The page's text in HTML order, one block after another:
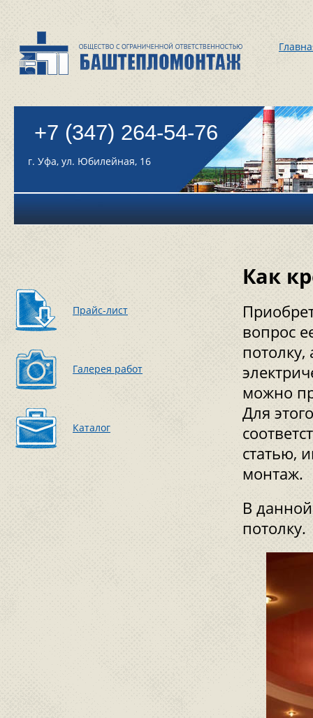
+7 (347) 264-54-76
г. Уфа, ул. Юбилейная, 16
Прайс-лист
Галерея работ
Каталог
Как
вопрос
потолку,
можно
Для
статью,
монтаж.
В
потолку.